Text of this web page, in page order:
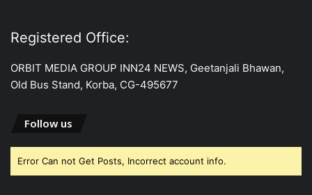
Registered Office:
ORBIT MEDIA GROUP INN24 NEWS, Geetanjali Bhawan,
Old Bus Stand, Korba, CG-495677
Follow us
Error Can not Get Posts, Incorrect account info.